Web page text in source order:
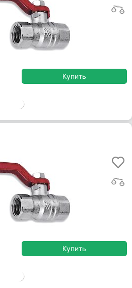
Купить
Купить